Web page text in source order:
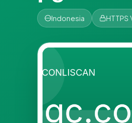
Indonesia HTTPS